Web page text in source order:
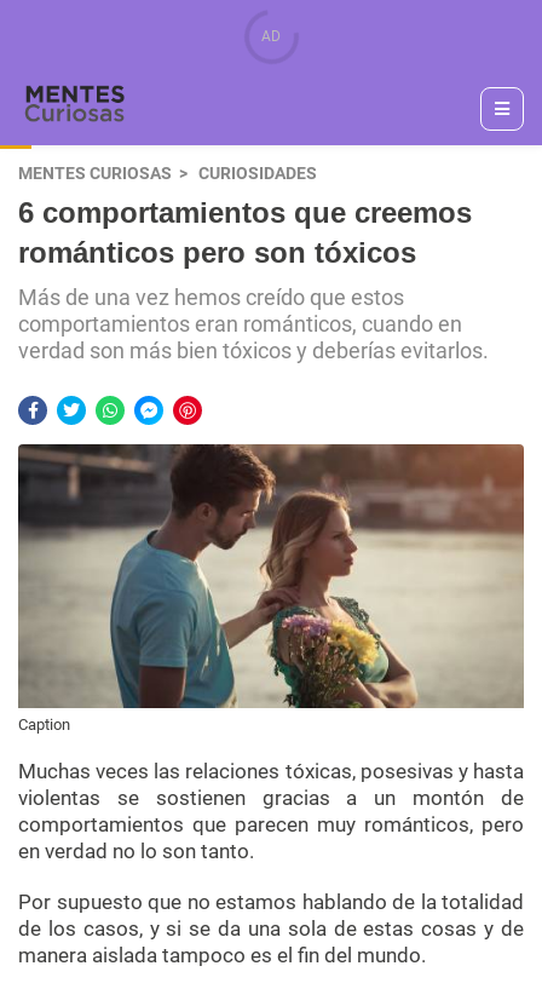
MENTES CURIOSAS CURIOSIDADES
6 comportamientos que creemos
románticos pero son tóxicos
Más de una vez hemos creído que estos
comportamientos eran románticos, cuando en
verdad son más bien tóxicos y deberías evitarlos.
Caption
Muchas veces las relaciones tóxicas, posesivas y hasta
violentas se sostienen gracias a un montón de
comportamientos que parecen muy románticos, pero
en verdad no lo son tanto.
Por supuesto que no estamos hablando de la totalidad
de los casos, y si se da una sola de estas cosas y de
manera aislada tampoco es el fin del mundo.